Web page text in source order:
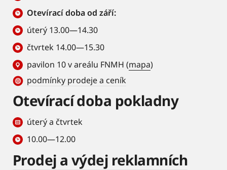
Otevírací doba od září:
úterý 13.00—14.30
čtvrtek 14.00—15.30
pavilon 10 v areálu FNMH (mapa)
podmínky prodeje a ceník
Otevírací doba pokladny
úterý a čtvrtek
10.00—12.00
Prodej a výdej reklamních